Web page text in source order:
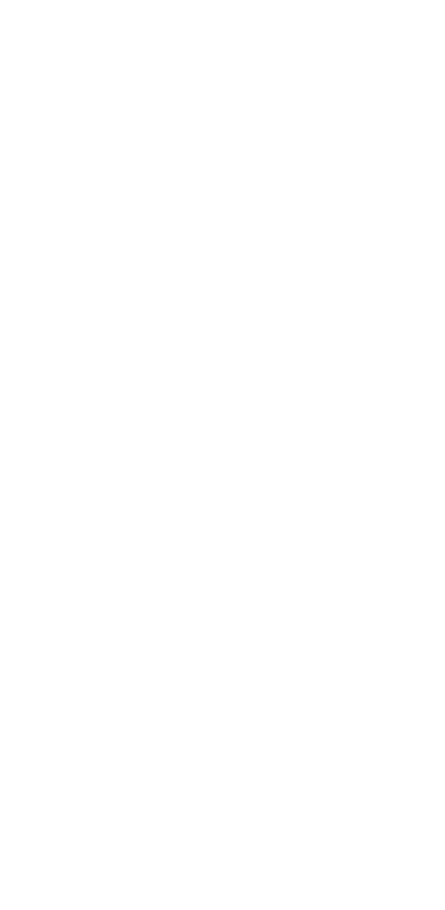
качеству поставляемой продукции не имеем.
28 ноября. В процессе сделки много заморочек,
в середине октября. Менеджер с претензией: "почему
Екатеринбурге, на этапе доставки, отвратительная.
не рассчитали нагрузку в конце года. По
диапазон времени доставки - теперь мы доставляем
для ускорения сборки; увеличен диапазон времени
Радмил Раильевич надеемся на дальнейшее
9 сейф оружейный AIKO ЧИРОК 1318 сразу проверять и
тем, что два замка которые закрывают сейф
я не знаю изначально так было при упаковке с завода
испорчено бракованным сейфом, не должна точечная
к дверце крепления замков. как-то так нехорошо
крайне редко, готовы заменить вам сейф, все расходы